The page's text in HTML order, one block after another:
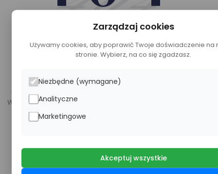
Zarządzaj cookies
Używamy cookies, aby poprawić Twoje doświadczenie na
stronie. Wybierz, na co się zgadzasz.
Niezbędne (wymagane)
Analityczne
Marketingowe
Akceptuj wszystkie
Ups! Strona, którą próbujesz odwiedzić, jest na wakacjach.
Wygląda na to, że nie możemy znaleźć tego, czego szukasz.